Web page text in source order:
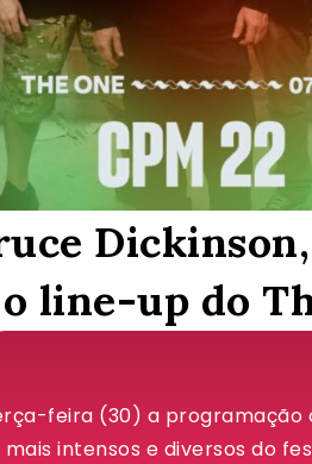
line-up do
feira (30) a
intensos e diversos do